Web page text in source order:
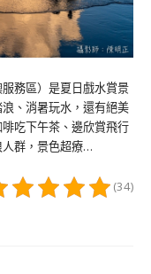
務區）是夏日戲水賞景
、消暑玩水，還有絕美
吃下午茶、邊欣賞飛行
群，景色超療…
(34)